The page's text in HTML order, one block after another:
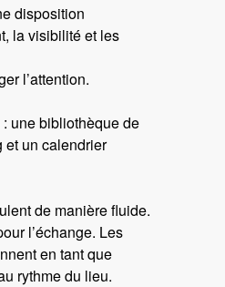
disposition
la visibilité et les
l’attention.
une bibliothèque de
et un calendrier
de manière fluide.
l’échange. Les
en tant que
rythme du lieu.